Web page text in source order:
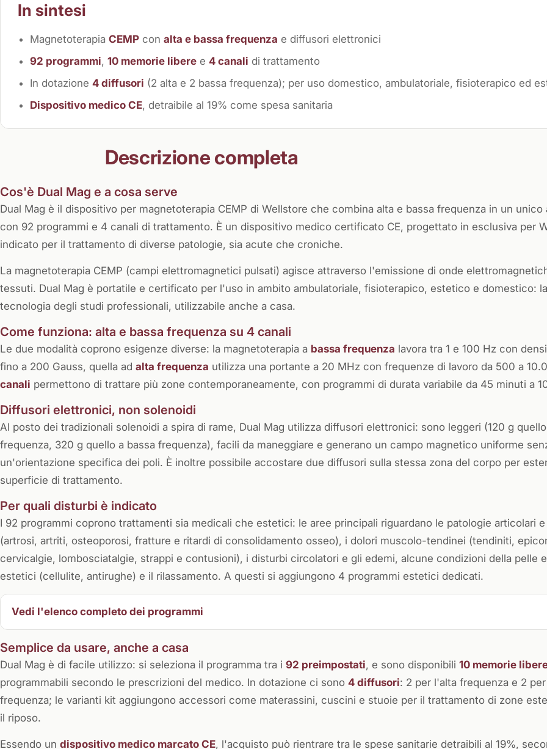
In sintesi
Magnetoterapia CEMP con alta e bassa frequenza e diffusori elettronici
92 programmi, 10 memorie libere e 4 canali di trattamento
In dotazione 4 diffusori (2 alta e 2 bassa frequenza); per uso domestico, ambulatoriale, fisioterapico ed
Dispositivo medico CE, detraibile al 19% come spesa sanitaria
Descrizione completa
Cos'è Dual Mag e a cosa serve
Dual Mag è il dispositivo per magnetoterapia CEMP di Wellstore che combina alta e bassa frequenza in un unico
con 92 programmi e 4 canali di trattamento. È un dispositivo medico certificato CE, progettato in esclusiva per
indicato per il trattamento di diverse patologie, sia acute che croniche.
La magnetoterapia CEMP (campi elettromagnetici pulsati) agisce attraverso l'emissione di onde
tessuti. Dual Mag è portatile e certificato per l'uso in ambito ambulatoriale, fisioterapico, estetico e domestico:
tecnologia degli studi professionali, utilizzabile anche a casa.
Come funziona: alta e bassa frequenza su 4 canali
Le due modalità coprono esigenze diverse: la magnetoterapia a bassa frequenza lavora tra 1 e 100 Hz con
fino a 200 Gauss, quella ad alta frequenza utilizza una portante a 20 MHz con frequenze di lavoro da 500 a
canali permettono di trattare più zone contemporaneamente, con programmi di durata variabile da 45 minuti a
Diffusori elettronici, non solenoidi
Al posto dei tradizionali solenoidi a spira di rame, Dual Mag utilizza diffusori elettronici: sono leggeri (120 g
frequenza, 320 g quello a bassa frequenza), facili da maneggiare e generano un campo magnetico uniforme
un'orientazione specifica dei poli. È inoltre possibile accostare due diffusori sulla stessa zona del corpo per
superficie di trattamento.
Per quali disturbi è indicato
I 92 programmi coprono trattamenti sia medicali che estetici: le aree principali riguardano le patologie articolari
(artrosi, artriti, osteoporosi, fratture e ritardi di consolidamento osseo), i dolori muscolo-tendinei (tendiniti,
cervicalgie, lombosciatalgie, strappi e contusioni), i disturbi circolatori e gli edemi, alcune condizioni della pelle
estetici (cellulite, antirughe) e il rilassamento. A questi si aggiungono 4 programmi estetici dedicati.
Vedi l'elenco completo dei programmi
Semplice da usare, anche a casa
Dual Mag è di facile utilizzo: si seleziona il programma tra i 92 preimpostati, e sono disponibili 10 memorie
programmabili secondo le prescrizioni del medico. In dotazione ci sono 4 diffusori: 2 per l'alta frequenza e 2
frequenza; le varianti kit aggiungono accessori come materassini, cuscini e stuoie per il trattamento di zone
il riposo.
Essendo un dispositivo medico marcato CE, l'acquisto può rientrare tra le spese sanitarie detraibili al 19%,